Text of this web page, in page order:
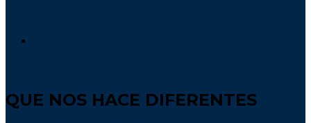
QUE NOS HACE DIFERENTES